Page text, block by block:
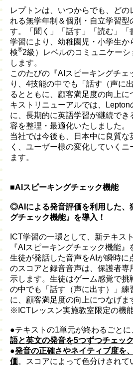
レプトンは、いつからでも、どの
れる無学年制＆個別・自立学習型
す。「聞く」「話す」「読む」「
学習により、幼稚園児・小学生か
検®2級）レベルのコミュニケー
します。
このたびの『AIスピーキングチェ
り、4技能の中でも「話す（声に
るとともに、顧客満足度の向上に
キストリニューアルでは、Lepton
に、長期的に英語学習が継続でき
容を整理・最適化いたしました。
当社では今後も、日本中に良質な
く、ユーザー様の変化していくニ
ます。
■AIスピーキングチェック機能
◎AIによる発音評価を利用した、
グチェック機能』を導入！
ICT学習の一環として、新テキス
『AIスピーキングチェック機能』
生徒が発話した音声をAIが瞬時に
のスコアと録音音声は、保護者専
示します。生徒はゲーム感覚で挑
の中でも「話す（声に出す）」練
に、顧客満足度の向上につなげま
※ICTレッスン実施教室限定の機
●テキストの1単元が終わるごとに
語と英文の発音を5つずつチェック
●発音の正確さやネイティブ度を
価。スコアによって色分けされ